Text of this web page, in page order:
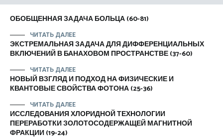
ОБОБЩЕННАЯ ЗАДАЧА БОЛЬЦА (60-81)
ЧИТАТЬ ДАЛЕЕ
ЭКСТРЕМАЛЬНАЯ ЗАДАЧА ДЛЯ ДИФФЕРЕНЦИАЛЬНЫХ
ВКЛЮЧЕНИЙ В БАНАХОВОМ ПРОСТРАНСТВЕ (37-60)
ЧИТАТЬ ДАЛЕЕ
НОВЫЙ ВЗГЛЯД И ПОДХОД НА ФИЗИЧЕСКИЕ И
КВАНТОВЫЕ СВОЙСТВА ФОТОНА (25-36)
ЧИТАТЬ ДАЛЕЕ
ИССЛЕДОВАНИЯ ХЛОРИДНОЙ ТЕХНОЛОГИИ
ПЕРЕРАБОТКИ ЗОЛОТОСОДЕРЖАЩЕЙ МАГНИТНОЙ
ФРАКЦИИ (19-24)